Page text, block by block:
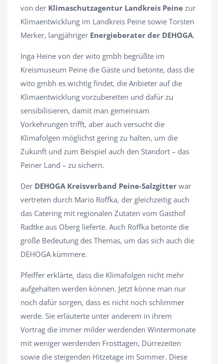
von der Klimaschutzagentur Landkreis Peine zur
Klimaentwicklung im Landkreis Peine sowie Torsten
Merker, langjähriger Energieberater der DEHOGA.
Inga Heine von der wito gmbh begrüßte im
Kreismuseum Peine die Gäste und betonte, dass die
wito gmbh es wichtig findet, die Anbieter auf die
Klimaentwicklung vorzubereiten und dafür zu
sensibilisieren, damit man gemeinsam
Vorkehrungen trifft, aber auch versucht die
Klimafolgen möglichst gering zu halten, um die
Zukunft und zum Beispiel auch den Standort – das
Peiner Land – zu sichern.
Der DEHOGA Kreisverband Peine-Salzgitter war
vertreten durch Mario Roffka, der gleichzeitig auch
das Catering mit regionalen Zutaten vom Gasthof
Radtke aus Oberg lieferte. Auch Roffka betonte die
große Bedeutung des Themas, um das sich auch die
DEHOGA kümmere.
Pfeiffer erklärte, dass die Klimafolgen nicht mehr
aufgehalten werden können. Jetzt könne man nur
noch dafür sorgen, dass es nicht noch schlimmer
werde. Sie erläuterte unter anderem in ihrem
Vortrag die immer milder werdenden Wintermonate
mit weniger werdenden Frosttagen, Dürrezeiten
sowie die steigenden Hitzetage im Sommer. Diese